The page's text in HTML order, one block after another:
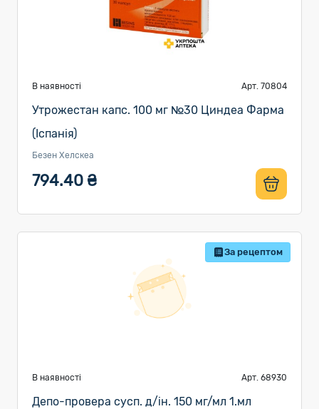
В наявності Арт. 70804
Утрожестан капс. 100 мг №30 Циндеа Фарма
(Іспанія)
Безен Хелскеа
794.40 ₴
За рецептом
В наявності Арт. 68930
Депо-провера сусп. д/ін. 150 мг/мл 1.мл